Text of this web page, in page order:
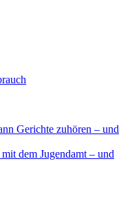
Gerichte zuhören – und
dem Jugendamt – und